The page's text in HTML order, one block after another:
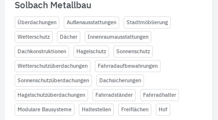
Solbach Metallbau
Überdachungen Außenausstattungen Stadtmöblierung
Wetterschutz Dächer Innenraumausstattungen
Dachkonstruktionen Hagelschutz Sonnenschutz
Wetterschutzüberdachungen Fahrradaufbewahrungen
Sonnenschutzüberdachungen Dachsicherungen
Hagelschutzüberdachungen Fahrradständer Fahrradhalter
Modulare Bausysteme Haltestellen Freiflächen Hof